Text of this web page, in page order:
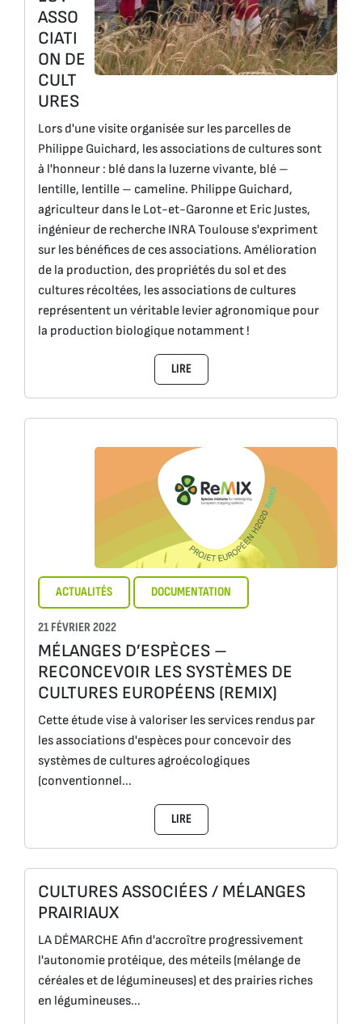
ASSO
CIATI
ON DE
CULT
URES
Lors d'une visite organisée sur les parcelles de
Philippe Guichard, les associations de cultures sont
à l'honneur : blé dans la luzerne vivante, blé –
lentille, lentille – cameline. Philippe Guichard,
agriculteur dans le Lot-et-Garonne et Eric Justes,
ingénieur de recherche INRA Toulouse s'expriment
sur les bénéfices de ces associations. Amélioration
de la production, des propriétés du sol et des
cultures récoltées, les associations de cultures
représentent un véritable levier agronomique pour
la production biologique notamment !
LIRE
ACTUALITÉS DOCUMENTATION
21 FÉVRIER 2022
MÉLANGES D’ESPÈCES –
RECONCEVOIR LES SYSTÈMES DE
CULTURES EUROPÉENS (REMIX)
Cette étude vise à valoriser les services rendus par
les associations d'espèces pour concevoir des
systèmes de cultures agroécologiques
(conventionnel...
LIRE
CULTURES ASSOCIÉES / MÉLANGES
PRAIRIAUX
LA DÉMARCHE Afin d'accroître progressivement
l'autonomie protéique, des méteils (mélange de
céréales et de légumineuses) et des prairies riches
en légumineuses...